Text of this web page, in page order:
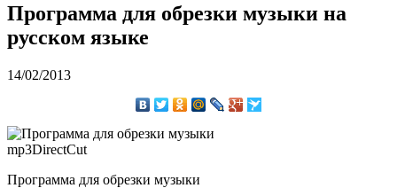
Программа для обрезки музыки на
русском языке
14/02/2013
Программа для обрезки музыки